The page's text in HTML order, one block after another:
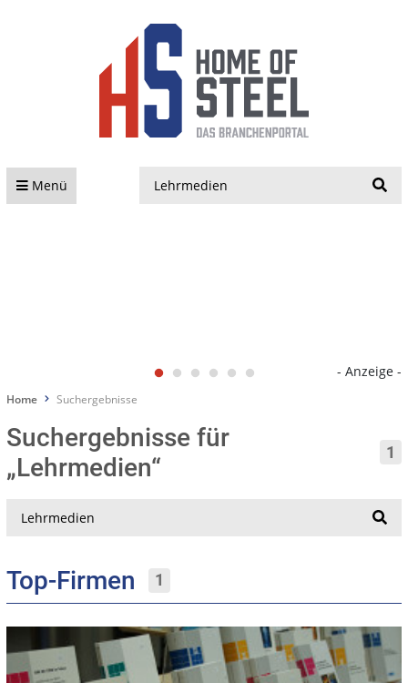
Menü
- Anzeige -
Home Suchergebnisse
Suchergebnisse für
„Lehrmedien“
1
Top-Firmen 1